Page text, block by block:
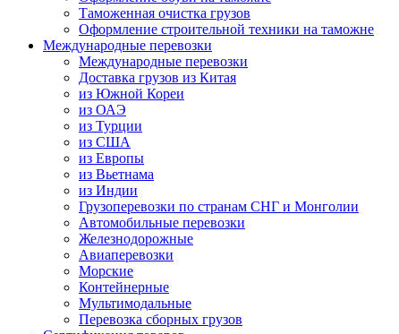
Таможенная очистка грузов
Оформление строительной техники на таможне
Международные перевозки
Международные перевозки
Доставка грузов из Китая
из Южной Кореи
из ОАЭ
из Турции
из США
из Европы
из Вьетнама
из Индии
Грузоперевозки по странам СНГ и Монголии
Автомобильные перевозки
Железнодорожные
Авиаперевозки
Морские
Контейнерные
Мультимодальные
Перевозка сборных грузов